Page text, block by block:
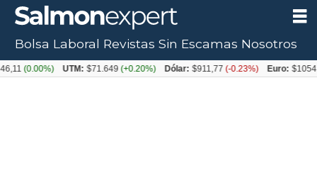
Bolsa Laboral Revistas Sin Escamas Nosotros
UTM: $71.649(+0.20%) Dólar: $911,77(-0.23%) Euro: $1054,31